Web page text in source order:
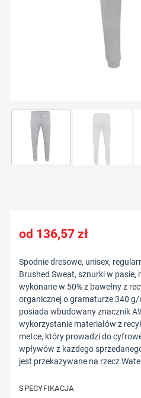
136,57zł
Spodnie dresowe, unisex,
Brushed Sweat, sznurki w pasie,
wykonane w 50% z bawełny z
organicznej o gramaturze 340
posiada wbudowany znacznik
wykorzystanie materiałów z
metce, który prowadzi do
wpływów z każdego
jest przekazywane na rzecz
SPECYFIKACJA